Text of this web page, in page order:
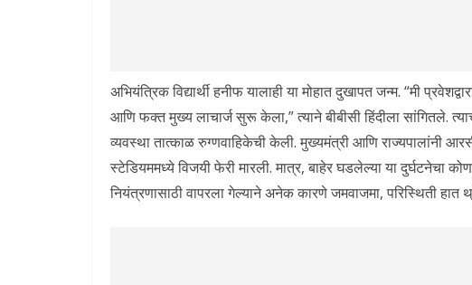
अभियंत्रिक विद्यार्थी हनीफ यालाही या मोहात दुखापत जन्म. “मी
आणि फक्त मुख्य लाचार्ज सुरू केला,” त्याने बीबीसी हिंदीला सांगितले.
व्यवस्था तात्काळ रुग्णवाहिकेची केली. मुख्यमंत्री आणि राज्यपालांनी
स्टेडियममध्ये विजयी फेरी मारली. मात्र, बाहेर घडलेल्या या दुर्घटनेचा
नियंत्रणासाठी वापरला गेल्याने अनेक कारणे जमवाजमा, परिस्थिती हात